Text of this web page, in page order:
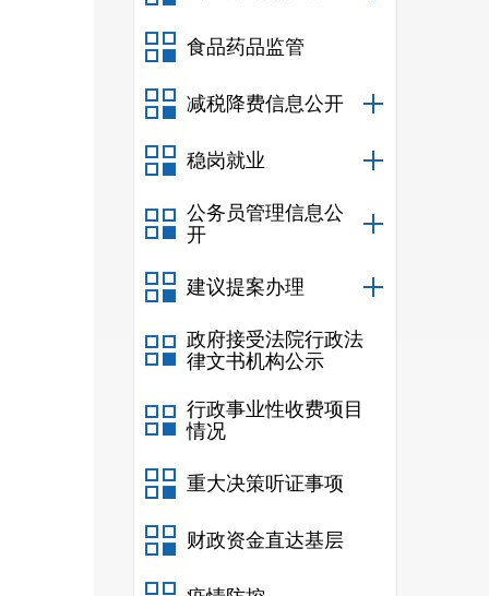
食品药品监管
减税降费信息公开
稳岗就业
公务员管理信息公
开
建议提案办理
政府接受法院行政法
律文书机构公示
行政事业性收费项目
情况
重大决策听证事项
财政资金直达基层